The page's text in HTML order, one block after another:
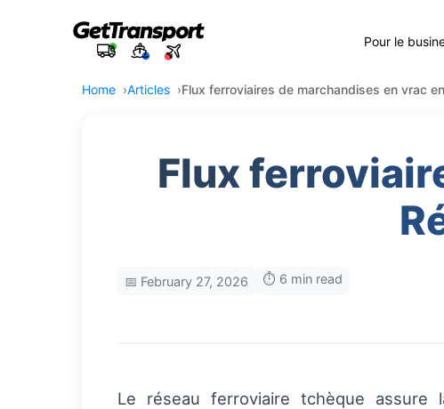
Pour le
Home Articles Flux ferroviaires de marchandises en vrac
Flux
📅 February 27, 2026 ⏱️ 6 min read
Le réseau ferroviaire tchèque assure